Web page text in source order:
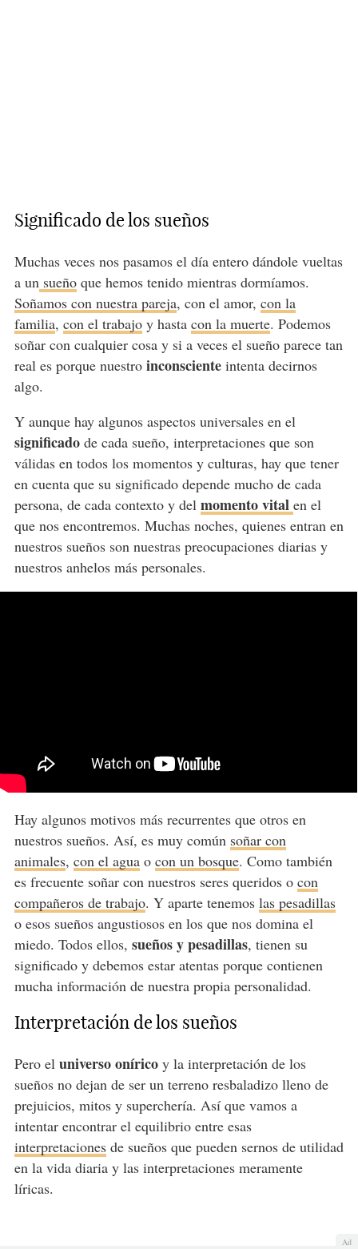
Significado de los sueños
Muchas veces nos pasamos el día entero dándole vueltas
a unsueñoque hemos tenido mientras dormíamos.
Soñamos con nuestra pareja, con el amor, con la
familia, con el trabajoy hasta con la muerte. Podemos
soñar con cualquier cosa y si a veces el sueño parece tan
real es porque nuestro inconscienteintenta decirnos
algo.
Y aunque hay algunos aspectos universales en el
significadode cada sueño, interpretaciones que son
válidas en todos los momentos y culturas, hay que tener
en cuenta que su significado depende mucho de cada
persona, de cada contexto y del momento vital en el
que nos encontremos. Muchas noches, quienes entran en
nuestros sueños son nuestras preocupaciones diarias y
nuestros anhelos más personales.
Hay algunos motivos más recurrentes que otros en
nuestros sueños. Así, es muy común soñar con
animales, con el aguao con un bosque. Como también
es frecuente soñar con nuestros seres queridos o con
compañeros de trabajo. Y aparte tenemos las pesadillas
o esos sueños angustiosos en los que nos domina el
miedo. Todos ellos, sueños y pesadillas, tienen su
significado y debemos estar atentas porque contienen
mucha información de nuestra propia personalidad.
Interpretación de los sueños
Pero el universo oníricoy la interpretación de los
sueños no dejan de ser un terreno resbaladizo lleno de
prejuicios, mitos y superchería. Así que vamos a
intentar encontrar el equilibrio entre esas
interpretacionesde sueños que pueden sernos de utilidad
en la vida diaria y las interpretaciones meramente
líricas.
Ad